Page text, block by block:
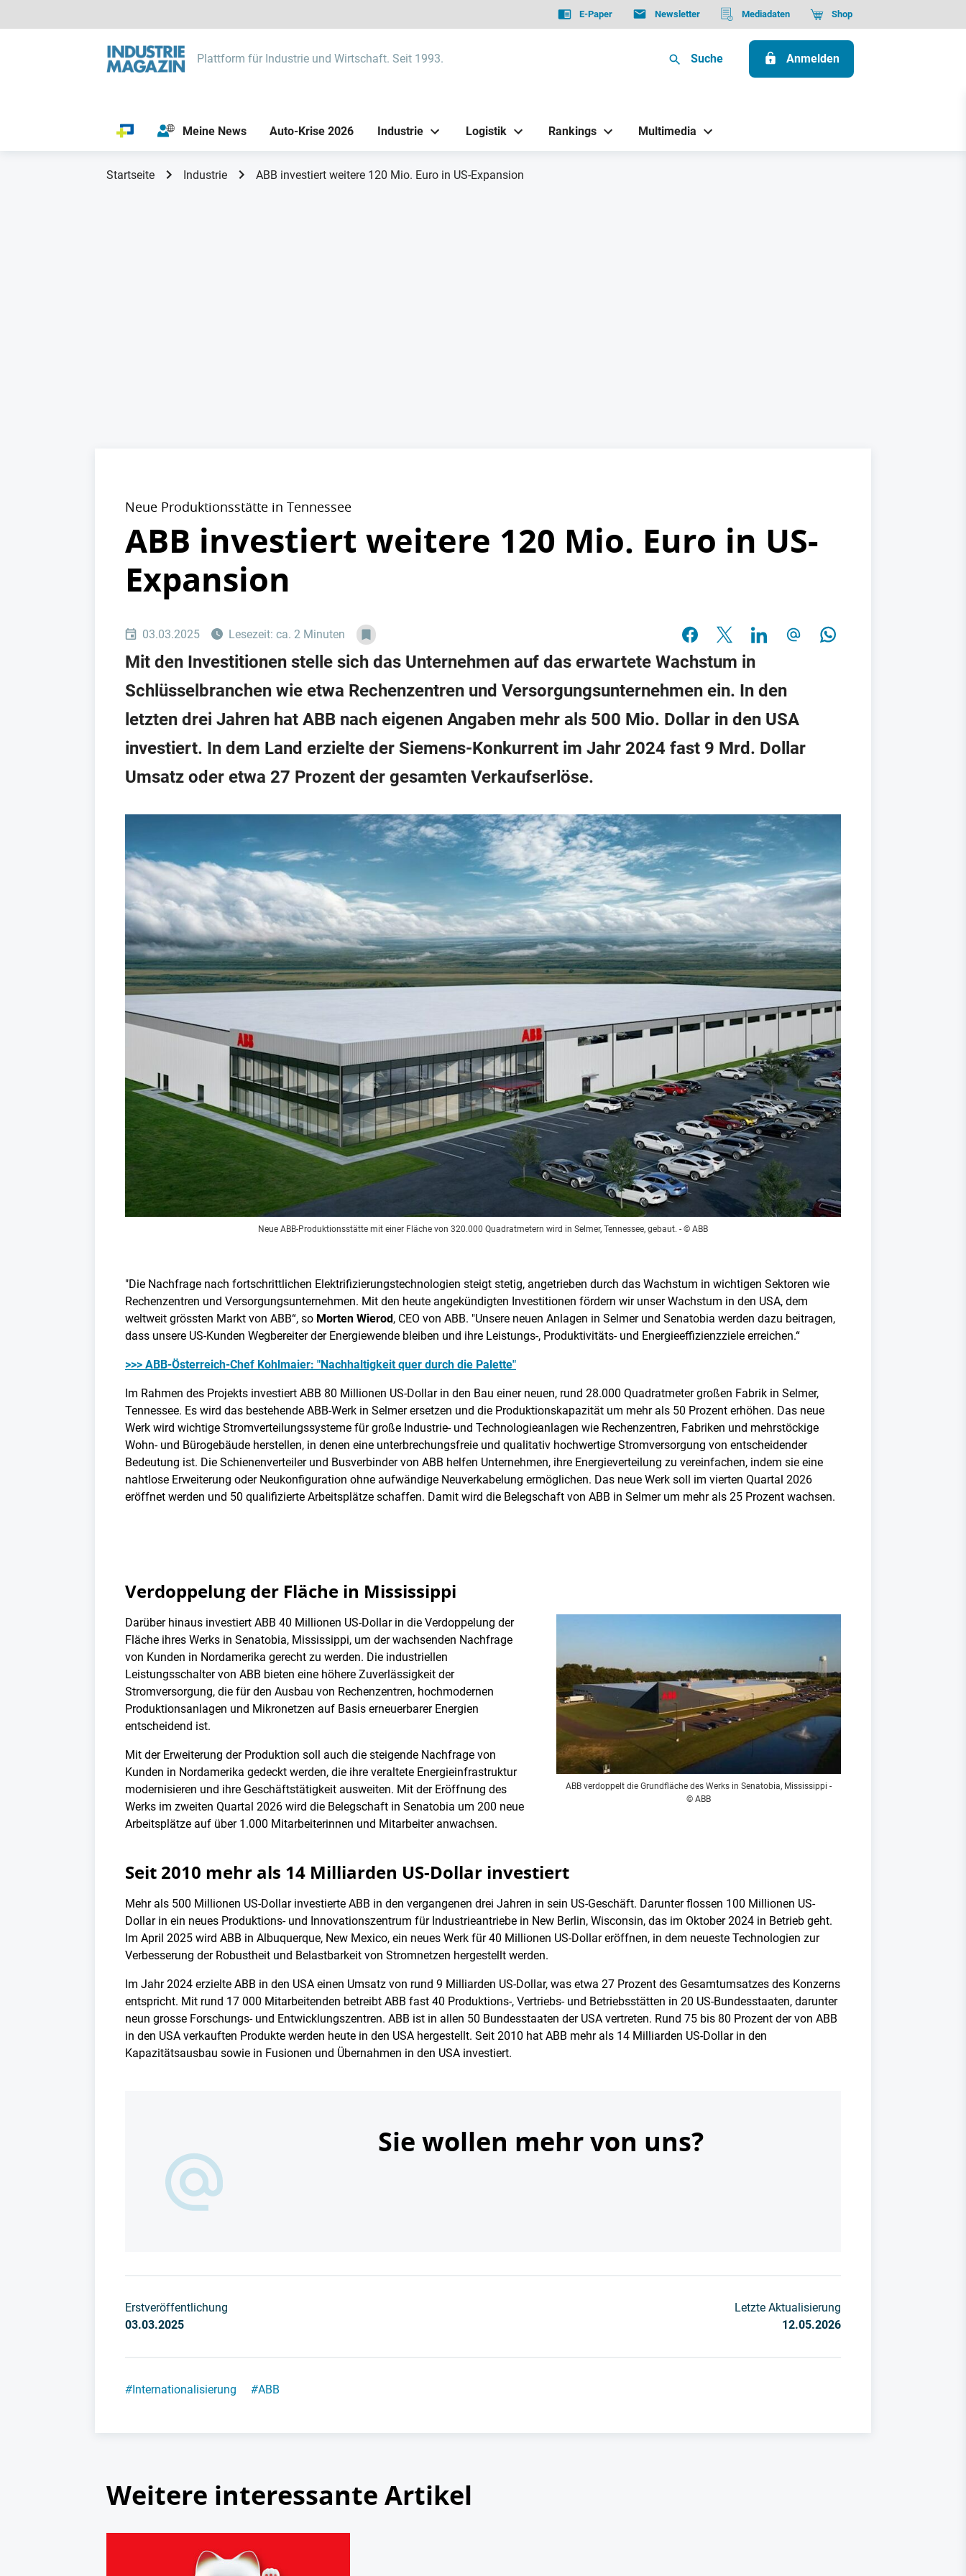
E-Paper Newsletter Mediadaten Shop
Plattform für Industrie und Wirtschaft. Seit 1993. Suche Anmelden
Meine News Auto-Krise 2026 Industrie Logistik Rankings Multimedia
Startseite Industrie ABB investiert weitere 120 Mio. Euro in US-Expansion
Neue Produktionsstätte in Tennessee
ABB investiert weitere 120 Mio. Euro in US-
Expansion
03.03.2025 Lesezeit: ca. 2 Minuten
Mit den Investitionen stelle sich das Unternehmen auf das erwartete Wachstum in
Schlüsselbranchen wie etwa Rechenzentren und Versorgungsunternehmen ein. In den
letzten drei Jahren hat ABB nach eigenen Angaben mehr als 500 Mio. Dollar in den USA
investiert. In dem Land erzielte der Siemens-Konkurrent im Jahr 2024 fast 9 Mrd. Dollar
Umsatz oder etwa 27 Prozent der gesamten Verkaufserlöse.
Neue ABB-Produktionsstätte mit einer Fläche von 320.000 Quadratmetern wird in Selmer, Tennessee, gebaut. - © ABB
"Die Nachfrage nach fortschrittlichen Elektrifizierungstechnologien steigt stetig, angetrieben durch das Wachstum in wichtigen Sektoren wie
Rechenzentren und Versorgungsunternehmen. Mit den heute angekündigten Investitionen fördern wir unser Wachstum in den USA, dem
weltweit grössten Markt von ABB“, so Morten Wierod , CEO von ABB. "Unsere neuen Anlagen in Selmer und Senatobia werden dazu beitragen,
dass unsere US-Kunden Wegbereiter der Energiewende bleiben und ihre Leistungs-, Produktivitäts- und Energieeffizienzziele erreichen.“
>>> ABB-Österreich-Chef Kohlmaier: "Nachhaltigkeit quer durch die Palette"
Im Rahmen des Projekts investiert ABB 80 Millionen US-Dollar in den Bau einer neuen, rund 28.000 Quadratmeter großen Fabrik in Selmer,
Tennessee. Es wird das bestehende ABB-Werk in Selmer ersetzen und die Produktionskapazität um mehr als 50 Prozent erhöhen. Das neue
Werk wird wichtige Stromverteilungssysteme für große Industrie- und Technologieanlagen wie Rechenzentren, Fabriken und mehrstöckige
Wohn- und Bürogebäude herstellen, in denen eine unterbrechungsfreie und qualitativ hochwertige Stromversorgung von entscheidender
Bedeutung ist. Die Schienenverteiler und Busverbinder von ABB helfen Unternehmen, ihre Energieverteilung zu vereinfachen, indem sie eine
nahtlose Erweiterung oder Neukonfiguration ohne aufwändige Neuverkabelung ermöglichen. Das neue Werk soll im vierten Quartal 2026
eröffnet werden und 50 qualifizierte Arbeitsplätze schaffen. Damit wird die Belegschaft von ABB in Selmer um mehr als 25 Prozent wachsen.
Verdoppelung der Fläche in Mississippi
Darüber hinaus investiert ABB 40 Millionen US-Dollar in die Verdoppelung der
Fläche ihres Werks in Senatobia, Mississippi, um der wachsenden Nachfrage
von Kunden in Nordamerika gerecht zu werden. Die industriellen
Leistungsschalter von ABB bieten eine höhere Zuverlässigkeit der
Stromversorgung, die für den Ausbau von Rechenzentren, hochmodernen
Produktionsanlagen und Mikronetzen auf Basis erneuerbarer Energien
entscheidend ist.
Mit der Erweiterung der Produktion soll auch die steigende Nachfrage von
Kunden in Nordamerika gedeckt werden, die ihre veraltete Energieinfrastruktur
modernisieren und ihre Geschäftstätigkeit ausweiten. Mit der Eröffnung des
Werks im zweiten Quartal 2026 wird die Belegschaft in Senatobia um 200 neue
Arbeitsplätze auf über 1.000 Mitarbeiterinnen und Mitarbeiter anwachsen.
ABB verdoppelt die Grundfläche des Werks in Senatobia, Mississippi -
© ABB
Seit 2010 mehr als 14 Milliarden US-Dollar investiert
Mehr als 500 Millionen US-Dollar investierte ABB in den vergangenen drei Jahren in sein US-Geschäft. Darunter flossen 100 Millionen US-
Dollar in ein neues Produktions- und Innovationszentrum für Industrieantriebe in New Berlin, Wisconsin, das im Oktober 2024 in Betrieb geht.
Im April 2025 wird ABB in Albuquerque, New Mexico, ein neues Werk für 40 Millionen US-Dollar eröffnen, in dem neueste Technologien zur
Verbesserung der Robustheit und Belastbarkeit von Stromnetzen hergestellt werden.
Im Jahr 2024 erzielte ABB in den USA einen Umsatz von rund 9 Milliarden US-Dollar, was etwa 27 Prozent des Gesamtumsatzes des Konzerns
entspricht. Mit rund 17 000 Mitarbeitenden betreibt ABB fast 40 Produktions-, Vertriebs- und Betriebsstätten in 20 US-Bundesstaaten, darunter
neun grosse Forschungs- und Entwicklungszentren. ABB ist in allen 50 Bundesstaaten der USA vertreten. Rund 75 bis 80 Prozent der von ABB
in den USA verkauften Produkte werden heute in den USA hergestellt. Seit 2010 hat ABB mehr als 14 Milliarden US-Dollar in den
Kapazitätsausbau sowie in Fusionen und Übernahmen in den USA investiert.
Sie wollen mehr von uns?
Erstveröffentlichung
03.03.2025
Letzte Aktualisierung
12.05.2026
# Internationalisierung #ABB
Weitere interessante Artikel